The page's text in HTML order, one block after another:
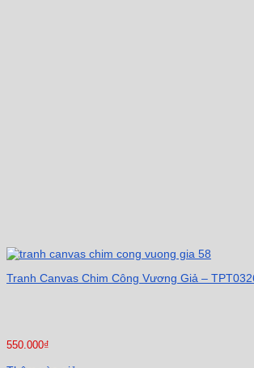
Tranh Canvas Chim Công Vương Giả –
550.000₫